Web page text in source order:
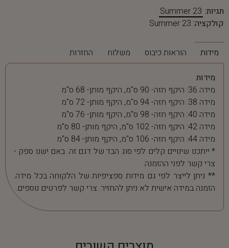
תגיות: Summer 23
קולקציה: Summer 23
מידות הוראות כיבוס משלוח החזרות
מידות
מידה 36: היקף חזה- 90 ס"מ, היקף מותן- 68 ס"מ
מידה 38: היקף חזה- 94 ס"מ, היקף מותן- 72 ס"מ
מידה 40: היקף חזה- 98 ס"מ, היקף מותן- 76 ס"מ
מידה 42: היקף חזה- 102 ס"מ, היקף מותן- 80 ס"מ
מידה 44: היקף חזה- 106 ס"מ, היקף מותן- 84 ס"מ
* ייתכנו שינויים קלים לפי סוג הבד של דגם זה. באם ישנו ספק -
צרי קשר לפני ההזמנה.
** ניתן לייצר לפי גם מידות ספציפיות של הלקוחה בכל מידה.
הזמנה במידה אישית לא ניתן להחזיר. צרי קשר לפרטים נוספים.